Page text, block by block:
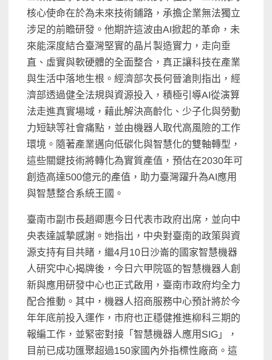
核心使命在於為未來技術鋪路，承擔企業無法獨立
涉足的前瞻研發。他期許這波由AI掀起的革命，未
來能深度結合臺灣堅實的晶片製造實力，走向垂
直、虛實與軟硬體的全面整合，真正讓科技在產業
與生活中落地生根。經濟部次長何晉滄則指出，經
濟部透過健全法規與資源投入，積極引導AI從演算
法走進真實場域，藉此解決高齡化、少子化與勞動
力短缺等社會痛點，並由機器人取代高風險的工作
環境。隨著產業邁向低碳化與智慧化的雙軸轉型，
這些關鍵技術將轉化為實質產值，預估在2030年可
創造高達500億元的產值，助力臺灣躍升為AI應用
與智慧整合系統王國。
臺南市副市長趙卿惠今日代表市政府出席，並向中
央表達誠摯感謝。她指出，中央對臺南的政策與資
源支持有目共睹，繼4月10日沙崙的國家智慧機器
人研究中心揭牌後，今日六甲院區的智慧機器人創
新與應用研發中心也正式啟用，臺南市政府均全力
配合推動。其中，機器人招商服務中心預計將於今
年年底前投入運作，市府也正穩健推進柳科三期的
報編工作，並緊密對接「智慧機器人應用SIG」，
目前已成功匯聚超過150家國內外指標性廠商。這